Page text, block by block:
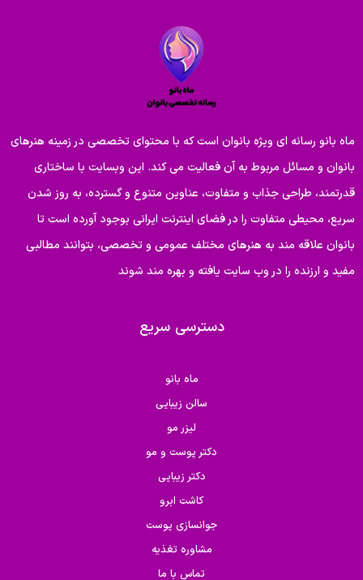
ماه بانو رسانه ای ویژه بانوان است که با محتوای تخصصی در زمینه هنرهای
بانوان و مسائل مربوط به آن فعالیت می کند. این وبسایت با ساختاری
قدرتمند، طراحی جذاب و متفاوت، عناوین متنوع و گسترده، به روز شدن
سریع، محیطی متفاوت را در فضای اینترنت ایرانی بوجود آورده است تا
بانوان علاقه مند به هنرهای مختلف عمومی و تخصصی، بتوانند مطالبی
مفید و ارزنده را در وب سایت یافته و بهره مند شوند
دسترسی سریع
ماه بانو
سالن زیبایی
لیزر مو
دکتر پوست و مو
دکتر زیبایی
کاشت ابرو
جوانسازی پوست
مشاوره تغذیه
تماس با ما